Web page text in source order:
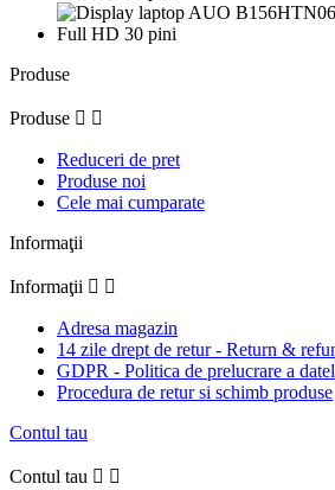
Produse
Produse  
Reduceri de pret
Produse noi
Cele mai cumparate
Informaţii
Informaţii  
Adresa magazin
14 zile drept de retur - Return &
GDPR - Politica de prelucrare a
Procedura de retur si schimb produse
Contul tau
Contul tau  